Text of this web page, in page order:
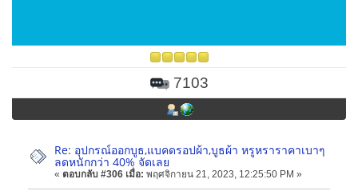
7103
Re: อุปกรณ์ออกบูธ,แบคดรอปผ้า,บูธผ้า หรูหราราคาเบาๆ
ลดหนักกว่า 40% จัดเลย
« ตอบกลับ #306 เมื่อ: พฤศจิกายน 21, 2023, 12:25:50 PM »